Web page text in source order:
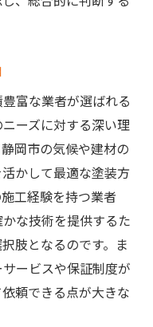
富な業者が選ばれる
ーズに対する深い理
岡市の気候や建材の
かして最適な塗装方
工経験を持つ業者
な技術を提供するた
肢となるのです。ま
ービスや保証制度が
頼できる点が大きな